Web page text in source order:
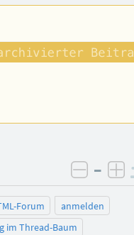
–
Forum
anmelden
im Thread-Baum